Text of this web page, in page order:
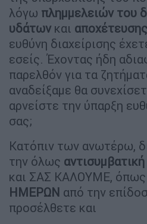
λόγω πλημμελειών του
υδάτων και αποχέτευσης
ευθύνη διαχείρισης
εσείς. Έχοντας ήδη
παρελθόν για τα
αναδείξαμε θα
αρνείστε την ύπαρξη
σας;
Κατόπιν των ανωτέρω,
την όλως
και ΣΑΣ ΚΑΛΟΥΜΕ, όπως
ΗΜΕΡΩΝ από την
προσέλθετε και